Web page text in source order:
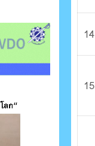
14
15